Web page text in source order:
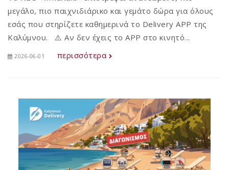
μεγάλο, πιο παιχνιδιάρικο και γεμάτο δώρα για όλους
εσάς που στηρίζετε καθημερινά το Delivery APP της
Καλύμνου. ⚠️ Αν δεν έχεις το APP στο κινητό...
2026-06-01 περισσότερα